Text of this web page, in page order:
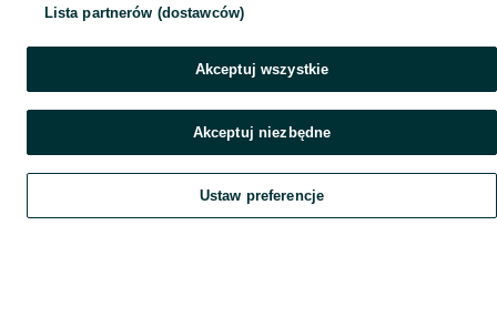
Szukaj Obserwujesz Dodaj Czat Konto
Lista partnerów (dostawców)
Akceptuj wszystkie
Akceptuj niezbędne
Ustaw preferencje